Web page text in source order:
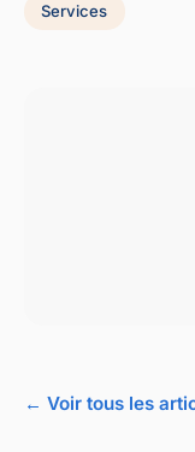
Services
← Voir tous les